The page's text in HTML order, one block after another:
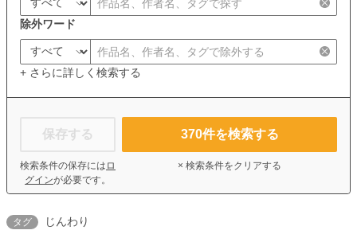
除外ワード
+ さらに詳しく検索する
保存する
検索条件の保存には ロ
グインが必要です。
370件を検索する
× 検索条件をクリアする
タグ じんわり